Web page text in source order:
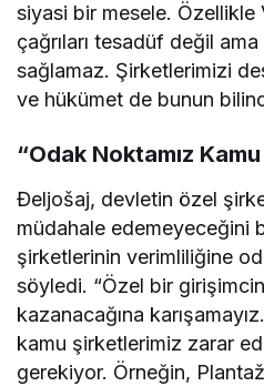
siyasi bir mesele.
çağrıları tesadüf değil
sağlamaz. Şirketlerimizi
ve hükümet de bunun
“Odak Noktamız
Đeljošaj, devletin özel
müdahale edemeyeceğini
şirketlerinin verimliliğine
söyledi. “Özel bir
kazanacağına
kamu şirketlerimiz zarar
gerekiyor. Örneğin,